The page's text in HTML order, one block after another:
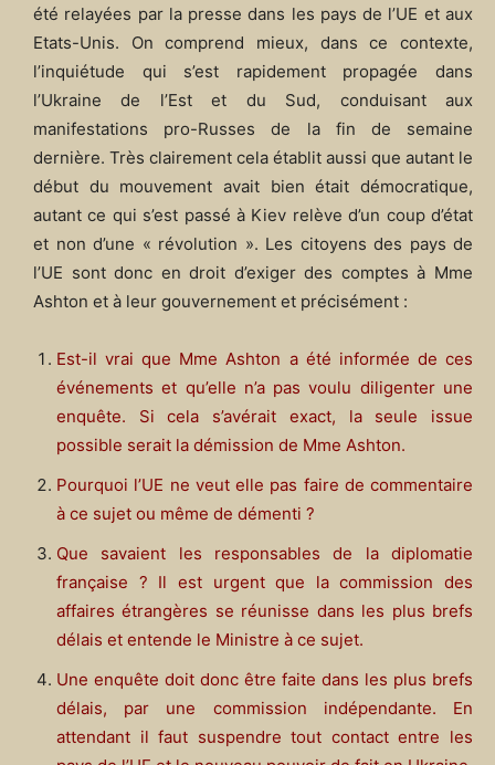
été relayées par la presse dans les pays de l’UE et aux
Etats-Unis. On comprend mieux, dans ce contexte,
l’inquiétude qui s’est rapidement propagée dans
l’Ukraine de l’Est et du Sud, conduisant aux
manifestations pro-Russes de la fin de semaine
dernière. Très clairement cela établit aussi que autant le
début du mouvement avait bien était démocratique,
autant ce qui s’est passé à Kiev relève d’un coup d’état
et non d’une « révolution ». Les citoyens des pays de
l’UE sont donc en droit d’exiger des comptes à Mme
Ashton et à leur gouvernement et précisément :
Est-il vrai que Mme Ashton a été informée de ces
événements et qu’elle n’a pas voulu diligenter une
enquête. Si cela s’avérait exact, la seule issue
possible serait la démission de Mme Ashton.
Pourquoi l’UE ne veut elle pas faire de commentaire
à ce sujet ou même de démenti ?
Que savaient les responsables de la diplomatie
française ? Il est urgent que la commission des
affaires étrangères se réunisse dans les plus brefs
délais et entende le Ministre à ce sujet.
Une enquête doit donc être faite dans les plus brefs
délais, par une commission indépendante. En
attendant il faut suspendre tout contact entre les